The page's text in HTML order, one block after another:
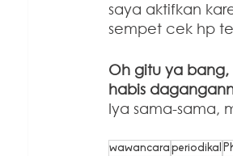
saya aktifkan
sempet cek hp
Oh gitu ya
habis
Iya sama-sama,
wawancara periodikal